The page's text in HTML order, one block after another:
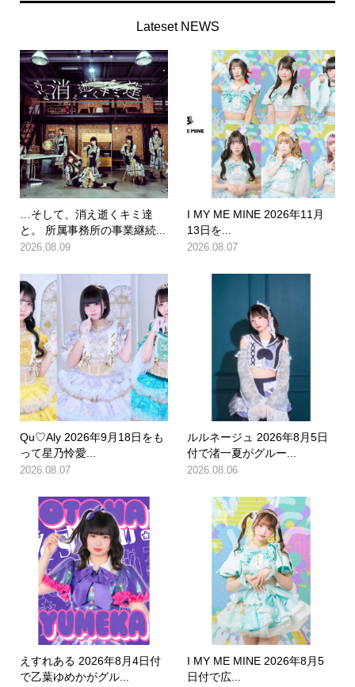
Lateset NEWS
…そして、消え逝くキミ達
と。 所属事務所の事業継続...
2026.08.09
I MY ME MINE 2026年11月
13日を...
2026.08.07
Qu♡Aly 2026年9月18日をも
って星乃怜愛...
2026.08.07
ルルネージュ 2026年8月5日
付で渚一夏がグルー...
2026.08.06
えすれある 2026年8月4日付
で乙葉ゆめかがグル...
I MY ME MINE 2026年8月5
日付で広...